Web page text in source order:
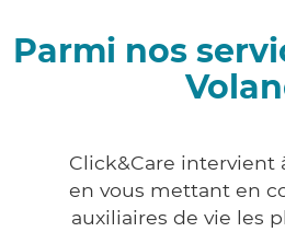
Parmi nos
Click&Care intervient
en vous mettant en
auxiliaires de vie les